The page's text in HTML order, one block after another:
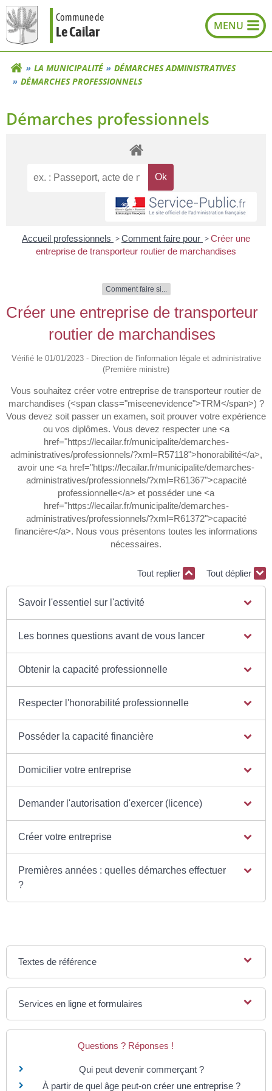
Aller
au
contenu
Commune de
Le Cailar
LA MUNICIPALITÉ
DÉMARCHES ADMINISTRATIVES
DÉMARCHES PROFESSIONNELS
Démarches professionnels
Accueil professionnels >Comment faire pour >Créer une
entreprise de transporteur routier de marchandises
Comment faire si...
Créer une entreprise de transporteur
routier de marchandises
Vérifié le 01/01/2023 - Direction de l'information légale et administrative
(Première ministre)
Vous souhaitez créer votre entreprise de transporteur routier de
marchandises (<span class="miseenevidence">TRM</span>) ?
Vous devez soit passer un examen, soit prouver votre expérience
ou vos diplômes. Vous devez respecter une <a
href="https://lecailar.fr/municipalite/demarches-
administratives/professionnels/?xml=R57118">honorabilité</a>,
avoir une <a href="https://lecailar.fr/municipalite/demarches-
administratives/professionnels/?xml=R61367">capacité
professionnelle</a> et posséder une <a
href="https://lecailar.fr/municipalite/demarches-
administratives/professionnels/?xml=R61372">capacité
financière</a>. Nous vous présentons toutes les informations
nécessaires.
Tout replier Tout déplier
Savoir l'essentiel sur l'activité
Les bonnes questions avant de vous lancer
Obtenir la capacité professionnelle
Respecter l'honorabilité professionnelle
Posséder la capacité financière
Domicilier votre entreprise
Demander l'autorisation d'exercer (licence)
Créer votre entreprise
Premières années : quelles démarches effectuer
?
Textes de référence
Services en ligne et formulaires
Questions ? Réponses !
Qui peut devenir commerçant ?
À partir de quel âge peut-on créer une entreprise ?